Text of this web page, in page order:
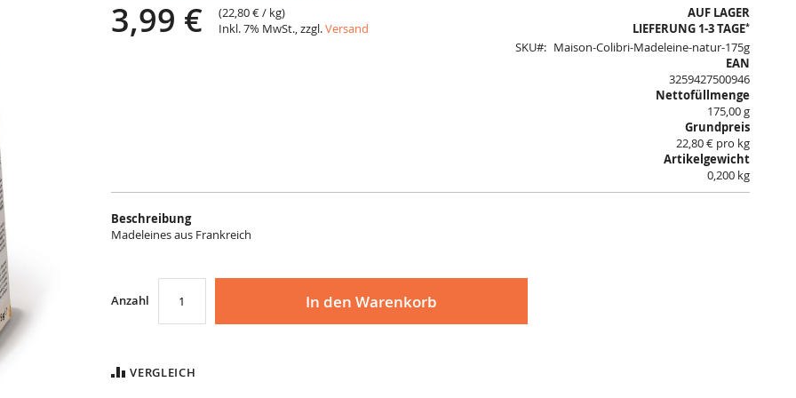
3,99 € (22,80 €/ kg)
Inkl. 7% MwSt., zzgl.Versand
AUF LAGER
LIEFERUNG 1-3 TAGE*
SKU
Maison-Colibri-Madeleine-natur-175g
EAN
3259427500946
Nettofüllmenge
175,00 g
Grundpreis
22,80 € pro kg
Artikelgewicht
0,200 kg
Beschreibung
Madeleines aus Frankreich
Anzahl In den Warenkorb
VERGLEICH